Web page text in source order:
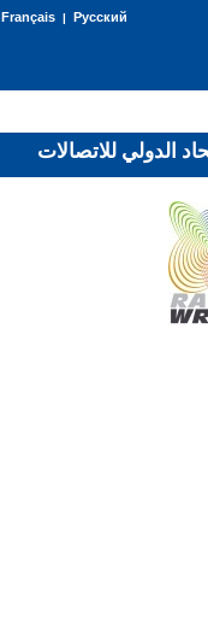
Français| Русский
الدولي للاتصالات